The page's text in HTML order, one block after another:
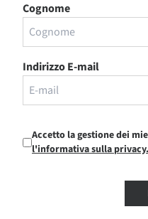
Cognome
Indirizzo E-mail
Accetto la gestione dei
l'informativa sulla privacy.